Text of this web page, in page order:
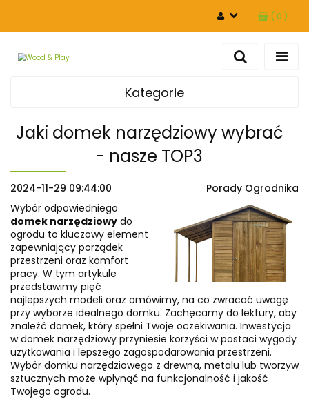
ZALOGUJ SIĘ
DODAJ ZGŁOSZENIE
( 0 )
Kategorie
Jaki domek narzędziowy wybrać
- nasze TOP3
2024-11-29 09:44:00
Porady Ogrodnika
Wybór odpowiedniego
domek narzędziowy do
ogrodu to kluczowy element
zapewniający porządek
przestrzeni oraz komfort
pracy. W tym artykule
przedstawimy pięć
najlepszych modeli oraz omówimy, na co zwracać uwagę
przy wyborze idealnego domku. Zachęcamy do lektury, aby
znaleźć domek, który spełni Twoje oczekiwania. Inwestycja
w domek narzędziowy przyniesie korzyści w postaci wygody
użytkowania i lepszego zagospodarowania przestrzeni.
Wybór domku narzędziowego z drewna, metalu lub tworzyw
sztucznych może wpłynąć na funkcjonalność i jakość
Twojego ogrodu.